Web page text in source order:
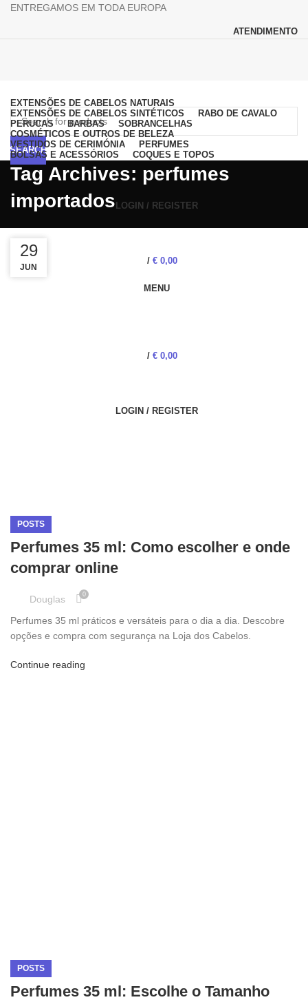
ENTREGAMOS EM TODA EUROPA
ATENDIMENTO
SEARCH
LOGIN / REGISTER
/ €0,00
MENU
/ €0,00
LOGIN / REGISTER
EXTENSÕES DE CABELOS NATURAIS
EXTENSÕES DE CABELOS SINTÉTICOS
RABO DE CAVALO
PERUCAS
BARBAS
SOBRANCELHAS
COSMÉTICOS E OUTROS DE BELEZA
VESTIDOS DE CERIMÓNIA
PERFUMES
BOLSAS E ACESSÓRIOS
COQUES E TOPOS
Tag Archives: perfumes
importados
29
JUN
POSTS
Perfumes 35 ml: Como escolher e onde
comprar online
Douglas 0
Perfumes 35 ml práticos e versáteis para o dia a dia. Descobre
opções e compra com segurança na Loja dos Cabelos.
Continue reading
29
JUN
POSTS
Perfumes 35 ml: Escolhe o Tamanho